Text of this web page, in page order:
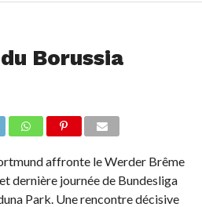
Borussia
affronte le Werder Brême
dernière journée de Bundesliga
Park. Une rencontre décisive